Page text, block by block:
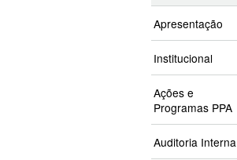
Apresentação
Institucional
Ações e
Programas PPA
Auditoria Interna